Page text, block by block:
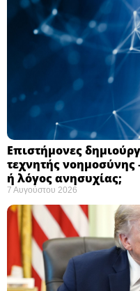
Επιστήμονες
τεχνητής
ή λόγος ανησυχίας; ​
7 Αυγούστου 2026